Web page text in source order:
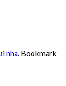
nhà. Bookmark